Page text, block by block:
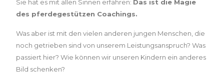
Sie hat es mit allen Sinnen erfahren: Das ist die Magie
des pferdegestützen Coachings.
Was aber ist mit den vielen anderen jungen Menschen, die
noch getrieben sind von unserem Leistungsanspruch? Was
passiert hier? Wie können wir unseren Kindern ein anderes
Bild schenken?